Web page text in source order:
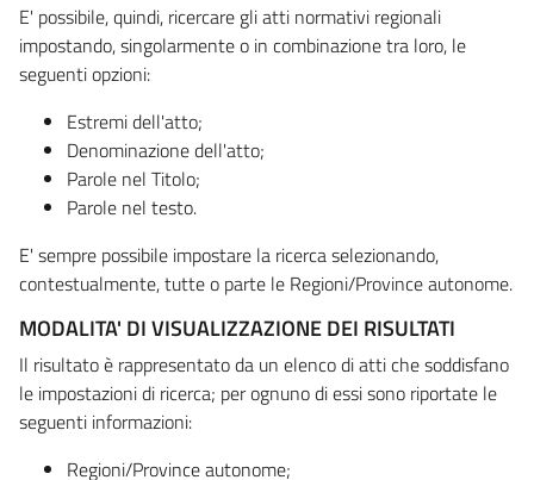
E' possibile, quindi, ricercare gli atti normativi regionali
impostando, singolarmente o in combinazione tra loro, le
seguenti opzioni:
Estremi dell'atto;
Denominazione dell'atto;
Parole nel Titolo;
Parole nel testo.
E' sempre possibile impostare la ricerca selezionando,
contestualmente, tutte o parte le Regioni/Province autonome.
MODALITA' DI VISUALIZZAZIONE DEI RISULTATI
Il risultato è rappresentato da un elenco di atti che soddisfano
le impostazioni di ricerca; per ognuno di essi sono riportate le
seguenti informazioni:
Regioni/Province autonome;